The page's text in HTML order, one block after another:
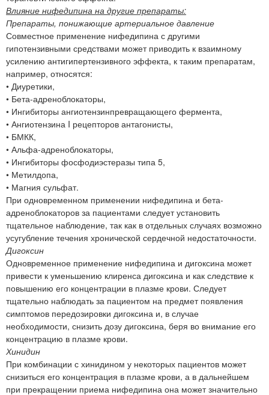
Влияние нифедипина на другие препараты:
Препараты, понижающие артериальное давление
Совместное применение нифедипина с другими
гипотензивными средствами может приводить к взаимному
усилению антигипертензивного эффекта, к таким препаратам,
например, относятся:
• Диуретики,
• Бета-адреноблокаторы,
• Ингибиторы ангиотензинпревращающего фермента,
• Ангиотензина I рецепторов антагонисты,
• БМКК,
• Альфа-адреноблокаторы,
• Ингибиторы фосфодиэстеразы типа 5,
• Метилдопа,
• Магния сульфат.
При одновременном применении нифедипина и бета-
адреноблокаторов за пациентами следует установить
тщательное наблюдение, так как в отдельных случаях возможно
усугубление течения хронической сердечной недостаточности.
Дигоксин
Одновременное применение нифедипина и дигоксина может
привести к уменьшению клиренса дигоксина и как следствие к
повышению его концентрации в плазме крови. Следует
тщательно наблюдать за пациентом на предмет появления
симптомов передозировки дигоксина и, в случае
необходимости, снизить дозу дигоксина, беря во внимание его
концентрацию в плазме крови.
Хинидин
При комбинации с хинидином у некоторых пациентов может
снизиться его концентрация в плазме крови, а в дальнейшем
при прекращении приема нифедипина она может значительно